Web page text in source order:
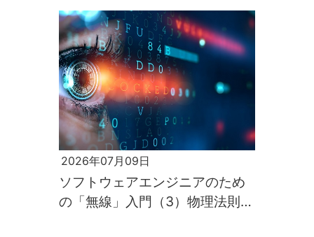
2026年07月09日
ソフトウェアエンジニアのため
の「無線」入門（3）物理法則が